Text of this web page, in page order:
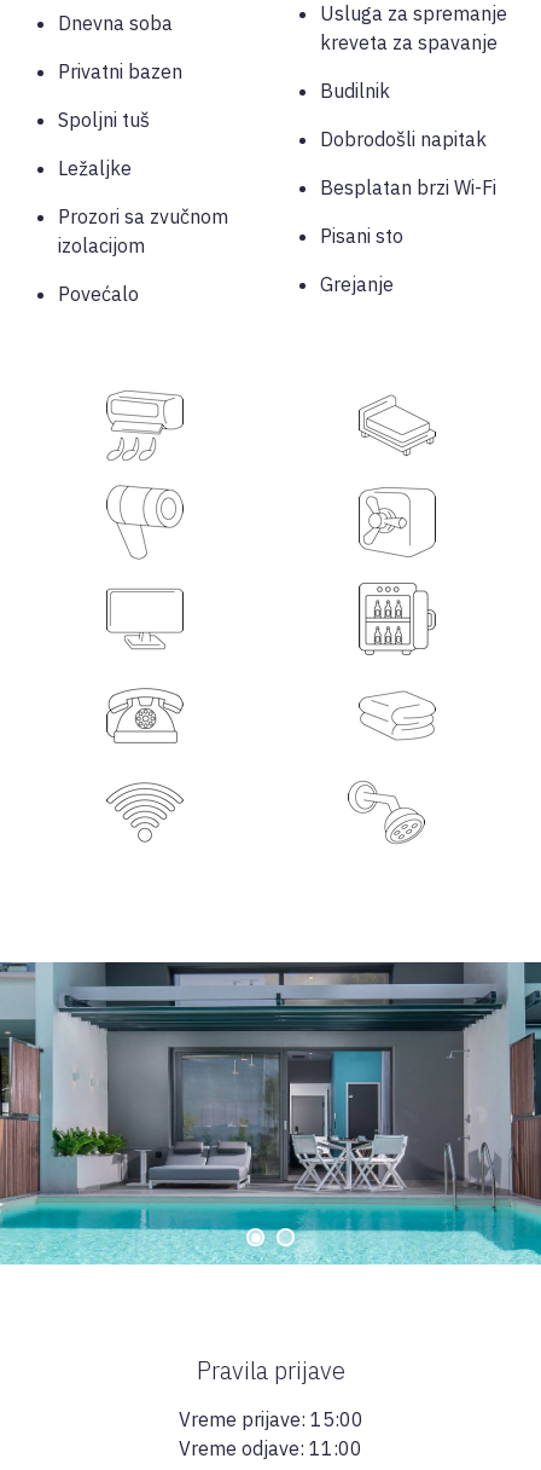
Dnevna soba
Privatni bazen
Spoljni tuš
Ležaljke
Prozori sa zvučnom
izolacijom
Povećalo
Usluga za spremanje
kreveta za spavanje
Budilnik
Dobrodošli napitak
Besplatan brzi Wi-Fi
Pisani sto
Grejanje
Pravila prijave
Vreme prijave: 15:00
Vreme odjave: 11:00